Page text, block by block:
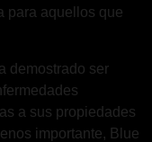
para aquellos que
demostrado ser
a sus propiedades
importante, Blue